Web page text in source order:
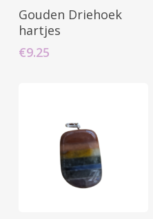
Toevoegen Aan
Gouden Driehoek
hartjes
€9.25